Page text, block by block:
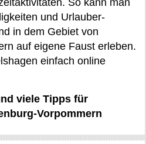
So kann man
und Urlauber-
in dem Gebiet von
auf eigene Faust erleben.
einfach online
viele Tipps für
Vorpommern